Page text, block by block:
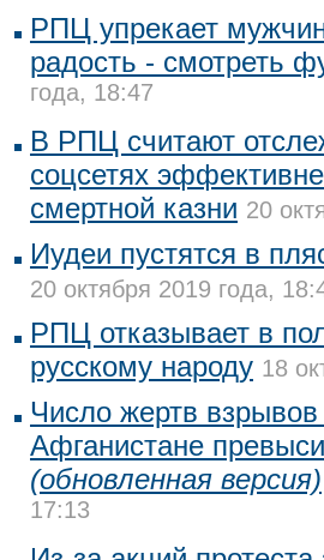
РПЦ упрекает
радость - смотреть
года, 18:47
В РПЦ считают
соцсетях
смертной казни 20
Иудеи пустятся в
20 октября 2019 года,
РПЦ отказывает в
русскому народу 18
Число жертв
Афганистане
(обновленная версия)
17:13